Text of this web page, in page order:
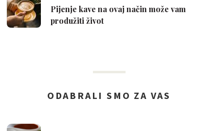
Pijenje kave na ovaj način može vam
produžiti život